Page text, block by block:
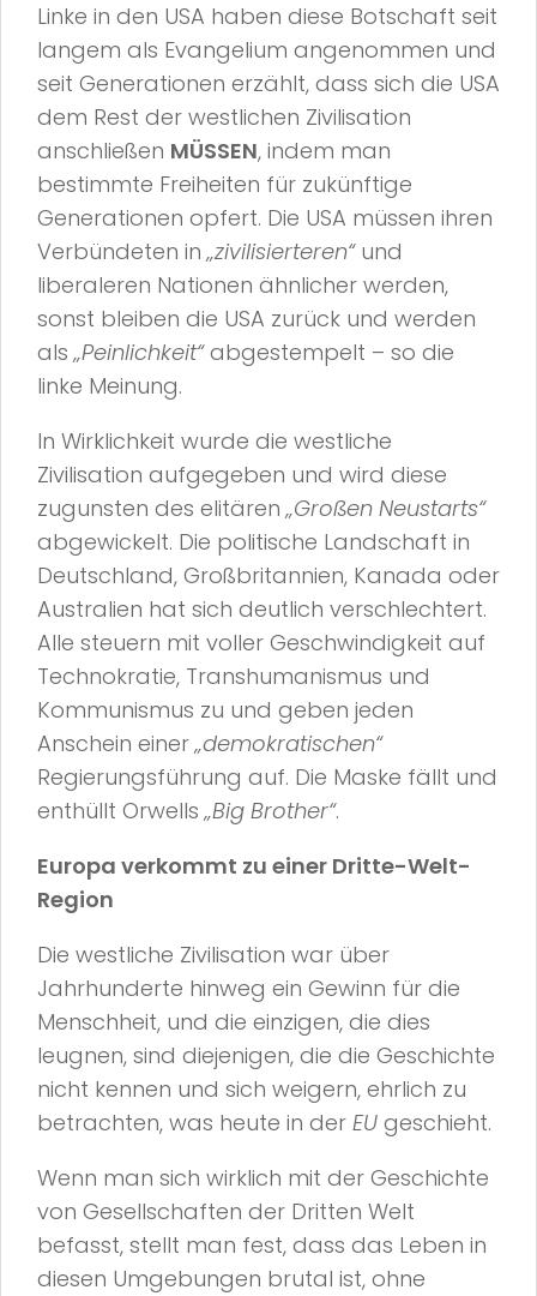
Linke in den USA haben diese Botschaft seit
langem als Evangelium angenommen und
seit Generationen erzählt, dass sich die USA
dem Rest der westlichen Zivilisation
anschließen MÜSSEN, indem man
bestimmte Freiheiten für zukünftige
Generationen opfert. Die USA müssen ihren
Verbündeten in„zivilisierteren“und
liberaleren Nationen ähnlicher werden,
sonst bleiben die USA zurück und werden
als„Peinlichkeit“abgestempelt – so die
linke Meinung.
In Wirklichkeit wurde die westliche
Zivilisation aufgegeben und wird diese
zugunsten des elitären„Großen Neustarts“
abgewickelt. Die politische Landschaft in
Deutschland, Großbritannien, Kanada oder
Australien hat sich deutlich verschlechtert.
Alle steuern mit voller Geschwindigkeit auf
Technokratie, Transhumanismus und
Kommunismus zu und geben jeden
Anschein einer„demokratischen“
Regierungsführung auf. Die Maske fällt und
enthüllt Orwells„Big Brother“.
Europa verkommt zu einer Dritte-Welt-
Region
Die westliche Zivilisation war über
Jahrhunderte hinweg ein Gewinn für die
Menschheit, und die einzigen, die dies
leugnen, sind diejenigen, die die Geschichte
nicht kennen und sich weigern, ehrlich zu
betrachten, was heute in der EU geschieht.
Wenn man sich wirklich mit der Geschichte
von Gesellschaften der Dritten Welt
befasst, stellt man fest, dass das Leben in
diesen Umgebungen brutal ist, ohne